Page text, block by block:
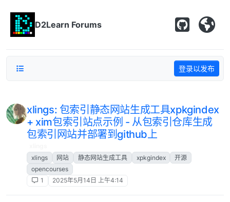
D2Learn Forums
登录以发布
xlings: 包索引静态网站生成工具xpkgindex
+ xim包索引站点示例 - 从包索引仓库生成
包索引网站并部署到github上
xlings
网站 静态网站生成工具 xpkgindex
开源
opencourses
1
2025年5月14日 上午4:14